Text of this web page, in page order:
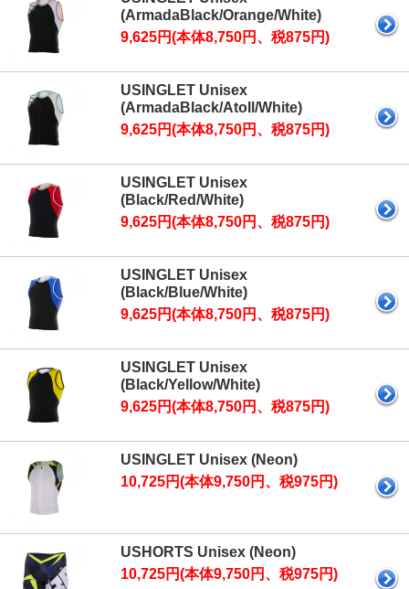
(ArmadaBlack/Orange/White)
9,625円(本体8,750円、税875円)
USINGLET Unisex
(ArmadaBlack/Atoll/White)
9,625円(本体8,750円、税875円)
USINGLET Unisex
(Black/Red/White)
9,625円(本体8,750円、税875円)
USINGLET Unisex
(Black/Blue/White)
9,625円(本体8,750円、税875円)
USINGLET Unisex
(Black/Yellow/White)
9,625円(本体8,750円、税875円)
USINGLET Unisex (Neon)
10,725円(本体9,750円、税975円)
USHORTS Unisex (Neon)
10,725円(本体9,750円、税975円)